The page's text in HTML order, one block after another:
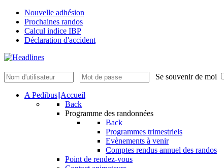
Nouvelle adhésion
Prochaines randos
Calcul indice IBP
Déclaration d'accident
Se souvenir de moi
A Pedibus||Accueil
Back
Programme des randonnées
Back
Programmes trimestriels
Evènements à venir
Comptes rendus annuel des randos
Point de rendez-vous